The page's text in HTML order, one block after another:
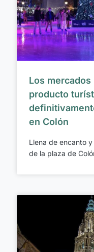
Los
producto
en Colón
Llena de encanto
de la plaza de